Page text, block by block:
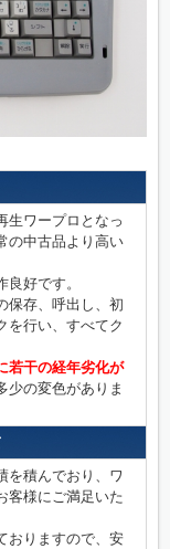
生ワープロとなっ
の中古品より高い
好です。
保存、呼出し、初
を行い、すべてク
若干の経年劣化が
少の変色がありま
を積んでおり、ワ
客様にご満足いた
おりますので、安